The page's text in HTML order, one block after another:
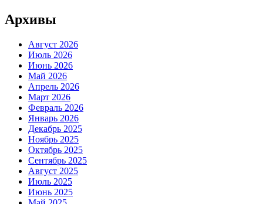
Архивы
Август 2026
Июль 2026
Июнь 2026
Май 2026
Апрель 2026
Март 2026
Февраль 2026
Январь 2026
Декабрь 2025
Ноябрь 2025
Октябрь 2025
Сентябрь 2025
Август 2025
Июль 2025
Июнь 2025